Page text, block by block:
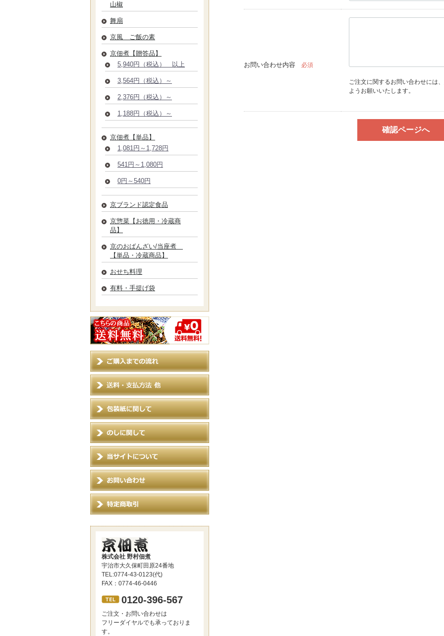
山椒
舞扇
京風 ご飯の素
京佃煮【贈答品】
5,940円（税込） 以上
3,564円（税込）～
2,376円（税込）～
1,188円（税込）～
京佃煮【単品】
1,081円～1,728円
541円～1,080円
0円～540円
京ブランド認定食品
京惣菜【お徳用・冷蔵商
品】
京のおばんざい/当座煮
【単品・冷蔵商品】
おせち料理
有料・手提げ袋
株式会社 野村佃煮
宇治市大久保町田原24番地
TEL:0774-43-0123(代)
FAX：0774-46-0446
0120-396-567
ご注文・お問い合わせは
フリーダイヤルでも承っておりま
す。
お問い合わせ内容 必須
ご注文に関するお問い合わせには
ようお願いいたします。
確認ページへ